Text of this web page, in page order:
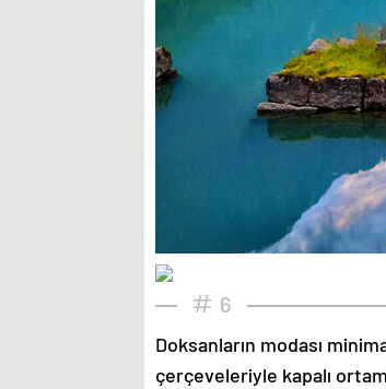
6
Doksanların modası
çerçeveleriyle kapalı